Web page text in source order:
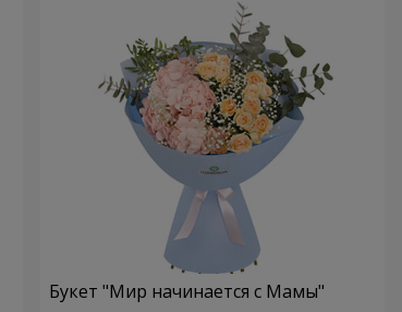
Букет "Мир начинается с Мамы"